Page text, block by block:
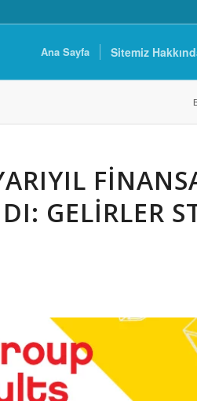
Ana Sayfa Sitemiz
GELIRLER